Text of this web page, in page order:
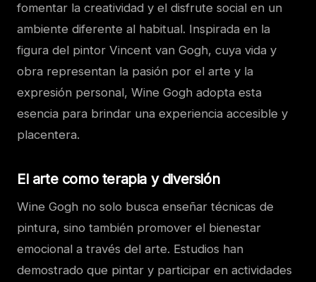
fomentar la creatividad y el disfrute social en un
ambiente diferente al habitual. Inspirada en la
figura del pintor Vincent van Gogh, cuya vida y
obra representan la pasión por el arte y la
expresión personal, Wine Gogh adopta esta
esencia para brindar una experiencia accesible y
placentera.
El arte como terapia y diversión
Wine Gogh no solo busca enseñar técnicas de
pintura, sino también promover el bienestar
emocional a través del arte. Estudios han
demostrado que pintar y participar en actividades